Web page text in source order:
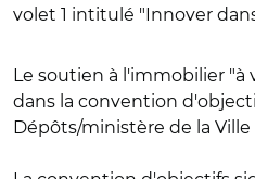
volet 1 intitulé "Innover
Le soutien à l'immobilier
dans la convention
Dépôts/ministère de la Ville